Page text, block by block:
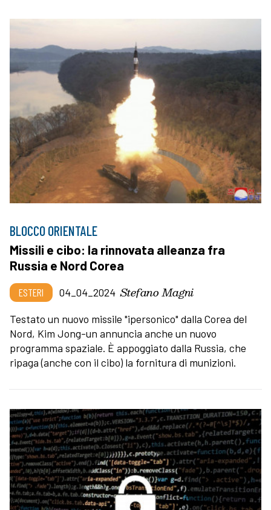
BLOCCO ORIENTALE
Missili e cibo: la rinnovata alleanza fra
Russia e Nord Corea
ESTERI 04_04_2024 Stefano Magni
Testato un nuovo missile "ipersonico" dalla Corea del
Nord, Kim Jong-un annuncia anche un nuovo
programma spaziale. È appoggiato dalla Russia, che
ripaga (anche con il cibo) la fornitura di munizioni.